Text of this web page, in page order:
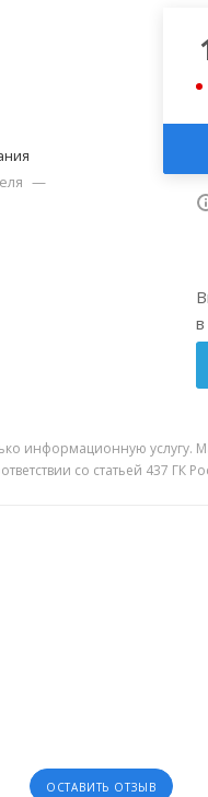
—
в
информационную услугу.
со статьей 437 ГК
ОСТАВИТЬ ОТЗЫВ